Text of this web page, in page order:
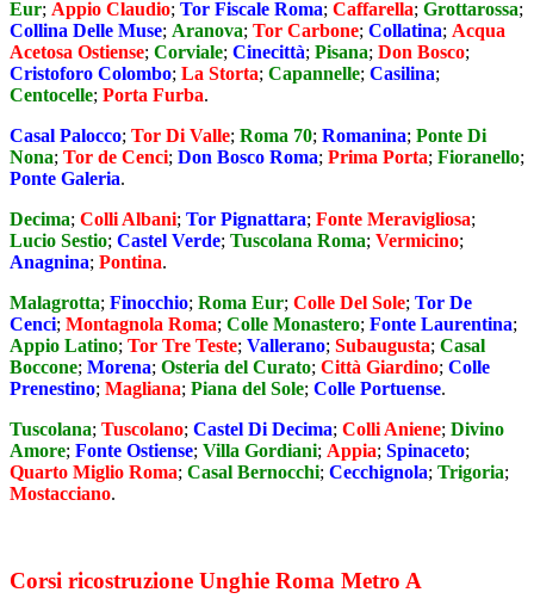
Eur; Appio Claudio; Tor Fiscale Roma; Caffarella; Grottarossa;
Collina Delle Muse; Aranova; Tor Carbone; Collatina; Acqua
Acetosa Ostiense; Corviale; Cinecittà; Pisana; Don Bosco;
Cristoforo Colombo; La Storta; Capannelle; Casilina;
Centocelle; Porta Furba.
Casal Palocco; Tor Di Valle; Roma 70; Romanina; Ponte Di
Nona; Tor de Cenci; Don Bosco Roma; Prima Porta; Fioranello;
Ponte Galeria.
Decima; Colli Albani; Tor Pignattara; Fonte Meravigliosa;
Lucio Sestio; Castel Verde; Tuscolana Roma; Vermicino;
Anagnina; Pontina.
Malagrotta; Finocchio; Roma Eur; Colle Del Sole; Tor De
Cenci; Montagnola Roma; Colle Monastero; Fonte Laurentina;
Appio Latino; Tor Tre Teste; Vallerano; Subaugusta; Casal
Boccone; Morena; Osteria del Curato; Città Giardino; Colle
Prenestino; Magliana; Piana del Sole; Colle Portuense.
Tuscolana; Tuscolano; Castel Di Decima; Colli Aniene; Divino
Amore; Fonte Ostiense; Villa Gordiani; Appia; Spinaceto;
Quarto Miglio Roma; Casal Bernocchi; Cecchignola; Trigoria;
Mostacciano.
Corsi ricostruzione Unghie Roma Metro A